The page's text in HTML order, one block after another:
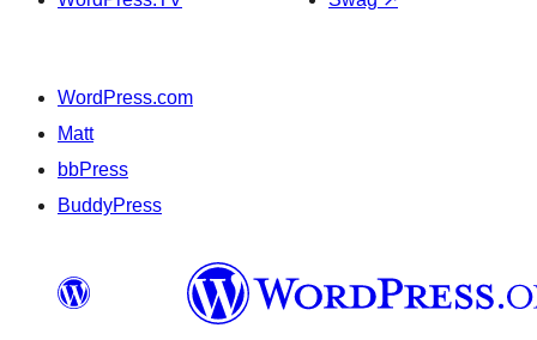
WordPress.com
Matt
bbPress
BuddyPress